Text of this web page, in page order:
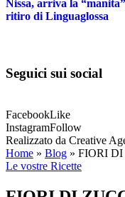
Nissa, arriva la
ritiro di Linguaglossa
Seguici sui social
FacebookLike
InstagramFollow
Realizzato da Creative
Home » Blog » FIORI
Le vostre Ricette